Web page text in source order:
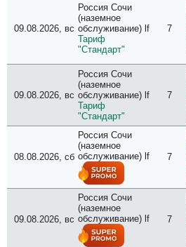
09.08.2026, вс
Россия Сочи
(наземное
обслуживание) lf
Тариф
"Стандарт"
7
09.08.2026, вс
Россия Сочи
(наземное
обслуживание) lf
Тариф
"Стандарт"
7
08.08.2026, сб
Россия Сочи
(наземное
обслуживание) lf
7
09.08.2026, вс
Россия Сочи
(наземное
обслуживание) lf
7